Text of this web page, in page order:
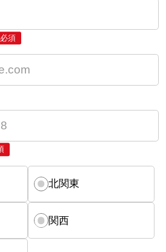
必須
北関東
関西